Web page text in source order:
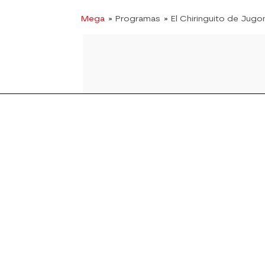
Mega » Programas » El Chiringuito de